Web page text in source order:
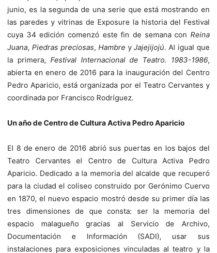
junio, es la segunda de una serie que está mostrando en
las paredes y vitrinas de Exposure la historia del Festival
cuya 34 edición comenzó este fin de semana con Reina
Juana, Piedras preciosas, Hambre yJajejijojú. Al igual que
la primera, Festival Internacional de Teatro. 1983-1986,
abierta en enero de 2016 para la inauguración del Centro
Pedro Aparicio, está organizada por el Teatro Cervantes y
coordinada por Francisco Rodríguez.
Un año de Centro de Cultura Activa Pedro Aparicio
El 8 de enero de 2016 abrió sus puertas en los bajos del
Teatro Cervantes el Centro de Cultura Activa Pedro
Aparicio. Dedicado a la memoria del alcalde que recuperó
para la ciudad el coliseo construido por Gerónimo Cuervo
en 1870, el nuevo espacio mostró desde su primer día las
tres dimensiones de que consta: ser la memoria del
espacio malagueño gracias al Servicio de Archivo,
Documentación e Información (SADI), usar sus
instalaciones para exposiciones vinculadas al teatro y la